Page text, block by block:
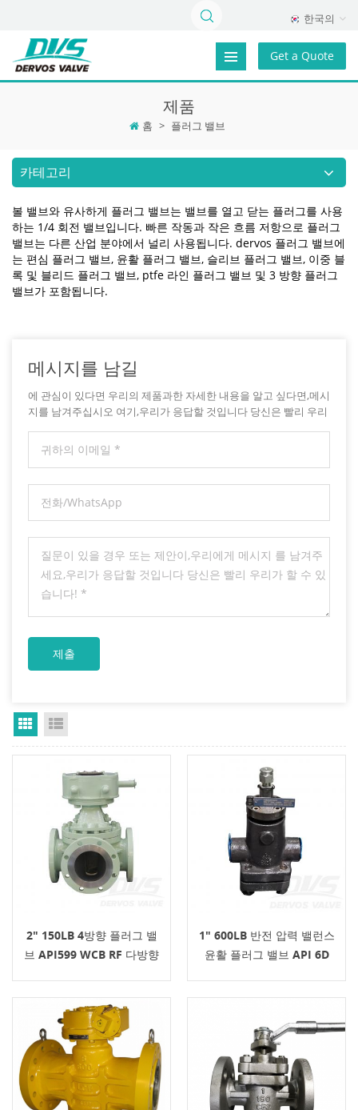
한국의
Get a Quote
제품
홈 > 플러그 밸브
카테고리
볼 밸브와 유사하게 플러그 밸브는 밸브를 열고 닫는 플러그를 사용
하는 1/4 회전 밸브입니다. 빠른 작동과 작은 흐름 저항으로 플러그
밸브는 다른 산업 분야에서 널리 사용됩니다. dervos 플러그 밸브에
는 편심 플러그 밸브, 윤활 플러그 밸브, 슬리브 플러그 밸브, 이중 블
록 및 블리드 플러그 밸브, ptfe 라인 플러그 밸브 및 3 방향 플러그
밸브가 포함됩니다.
메시지를 남길
에 관심이 있다면 우리의 제품과한 자세한 내용을 알고 싶다면,메시
지를 남겨주십시오 여기,우리가 응답할 것입니다 당신은 빨리 우리
Grid View
2" 150LB 4방향 플러그 밸
브 API599 WCB RF 다방향
1" 600LB 반전 압력 밸런스
윤활 플러그 밸브 API 6D